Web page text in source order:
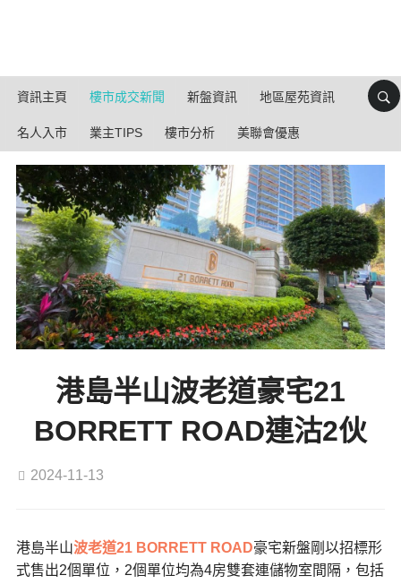
資訊主頁 樓市成交新聞 新盤資訊 地區屋苑資訊
名人入市 業主TIPS 樓市分析 美聯會優惠
港島半山波老道豪宅21
BORRETT ROAD連沽2伙
2024-11-13
港島半山波老道21 BORRETT ROAD豪宅新盤剛以招標形
式售出2個單位，2個單位均為4房雙套連儲物室間隔，包括